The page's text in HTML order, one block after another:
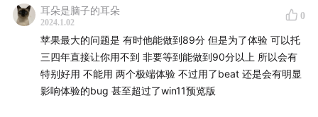
Google Podcasts
其它平台
人物介绍
waychane：少数派编辑部成员
耳朵是脑子的耳朵
2024.1.02
0
苹果最大的问题是 有时他能做到89分 但是为了体验 可以托
三四年直接让你用不到 非要等到能做到90分以上 所以会有
特别好用 不能用 两个极端体验 不过用了beat 还是会有明显
影响体验的bug 甚至超过了win11预览版